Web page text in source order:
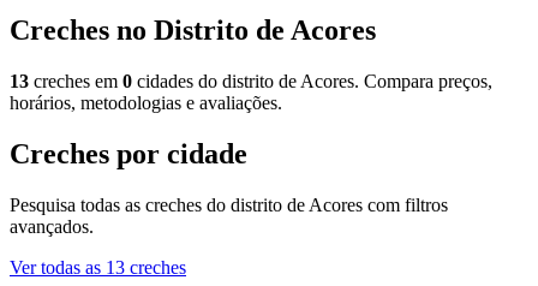
Creches no Distrito de Acores
13 creches em 0 cidades do distrito de Acores. Compara preços,
horários, metodologias e avaliações.
Creches por cidade
Pesquisa todas as creches do distrito de Acores com filtros
avançados.
Ver todas as 13 creches